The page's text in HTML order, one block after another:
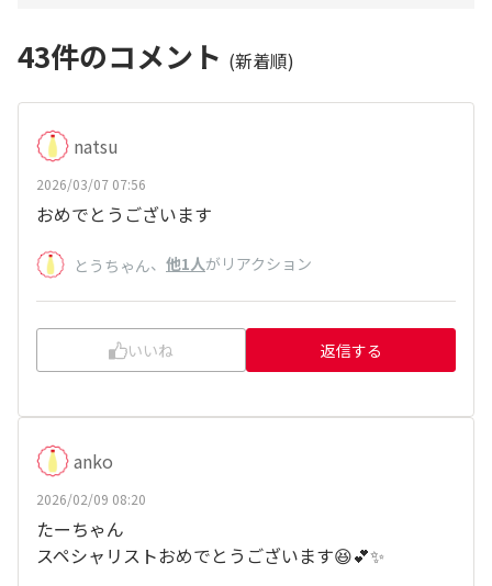
43件のコメント (新着順)
natsu
2026/03/07 07:56
おめでとうございます
とうちゃん、 他1人がリアクション
いいね 返信する
anko
2026/02/09 08:20
たーちゃん
スペシャリストおめでとうございます😆💕✨